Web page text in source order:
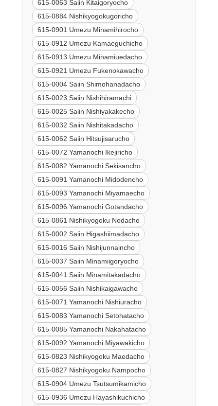
615-0063 Saiin Kitaigoryocho
615-0884 Nishikyogokugoricho
615-0901 Umezu Minamihirocho
615-0912 Umezu Kamaeguchicho
615-0913 Umezu Minamiuedacho
615-0921 Umezu Fukenokawacho
615-0004 Saiin Shimohanadacho
615-0023 Saiin Nishihiramachi
615-0025 Saiin Nishiyakakecho
615-0032 Saiin Nishitakadacho
615-0062 Saiin Hitsujisarucho
615-0072 Yamanochi Ikejiricho
615-0082 Yamanochi Sekisancho
615-0091 Yamanochi Midodencho
615-0093 Yamanochi Miyamaecho
615-0096 Yamanochi Gotandacho
615-0861 Nishikyogoku Nodacho
615-0002 Saiin Higashiimadacho
615-0016 Saiin Nishijunnaincho
615-0037 Saiin Minamiigoryocho
615-0041 Saiin Minamitakadacho
615-0056 Saiin Nishikaigawacho
615-0071 Yamanochi Nishiuracho
615-0083 Yamanochi Setohatacho
615-0085 Yamanochi Nakahatacho
615-0092 Yamanochi Miyawakicho
615-0823 Nishikyogoku Maedacho
615-0827 Nishikyogoku Nampocho
615-0904 Umezu Tsutsumikamicho
615-0936 Umezu Hayashikuchicho